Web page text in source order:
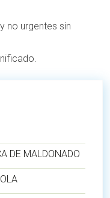
no urgentes sin
DE MALDONADO